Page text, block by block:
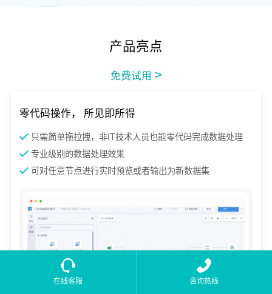
产品亮点
免费试用 >
零代码操作， 所见即所得
只需简单拖拉拽，非IT技术人员也能零代码完成数据处理
专业级别的数据处理效果
可对任意节点进行实时预览或者输出为新数据集
在线客服 咨询热线